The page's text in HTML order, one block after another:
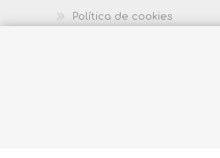
Política de cookies